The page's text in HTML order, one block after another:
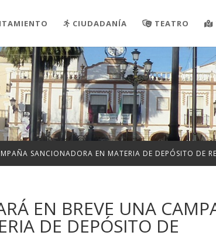
CIUDADANÍA TEATRO
SANCIONADORA EN MATERIA DE DEPÓSITO DE
EN BREVE UNA
DE DEPÓSITO DE